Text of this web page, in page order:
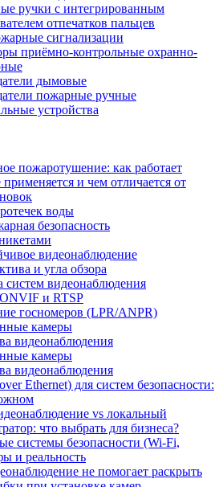
ручки с интегрированным
отпечатков пальцев
сигнализации
приёмно-контрольные охранно-
дымовые
пожарные ручные
устройства
пожаротушение: как работает
применяется и чем отличается от
воды
безопасность
видеонаблюдение
и угла обзора
систем видеонаблюдения
и RTSP
госномеров (LPR/ANPR)
камеры
видеонаблюдения
камеры
видеонаблюдения
Ethernet) для систем безопасности:
vs локальный
что выбрать для бизнеса?
системы безопасности (Wi-Fi,
и реальность
не помогает раскрыть